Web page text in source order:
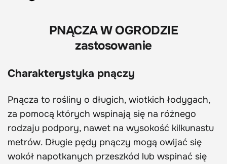
PNĄCZA W OGRODZIE
zastosowanie
Charakterystyka pnączy
Pnącza to rośliny o długich, wiotkich łodygach,
za pomocą których wspinają się na różnego
rodzaju podpory, nawet na wysokość kilkunastu
metrów. Długie pędy pnączy mogą owijać się
wokół napotkanych przeszkód lub wspinać się